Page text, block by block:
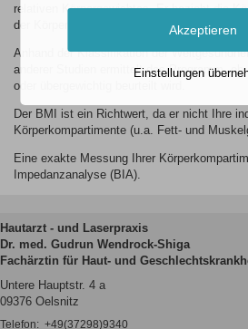
relativen Körpergewichtes. Er bezieht die
der Körpergröße.
Anhand der Klassifikation der
anderer Studien ermittelt das Programm, ob
oder übergewichtig beurteilt wird.
Der BMI ist ein Richtwert, da er nicht Ihre
Körperkompartimente (u.a. Fett- und
Eine exakte Messung Ihrer
Impedanzanalyse (BIA).
Hautarzt - und Laserpraxis
Dr. med. Gudrun Wendrock-Shiga
Fachärztin für Haut- und
Untere Hauptstr. 4 a
09376 Oelsnitz
Telefon: +49(37298)9340
Akzeptieren
Einstellungen